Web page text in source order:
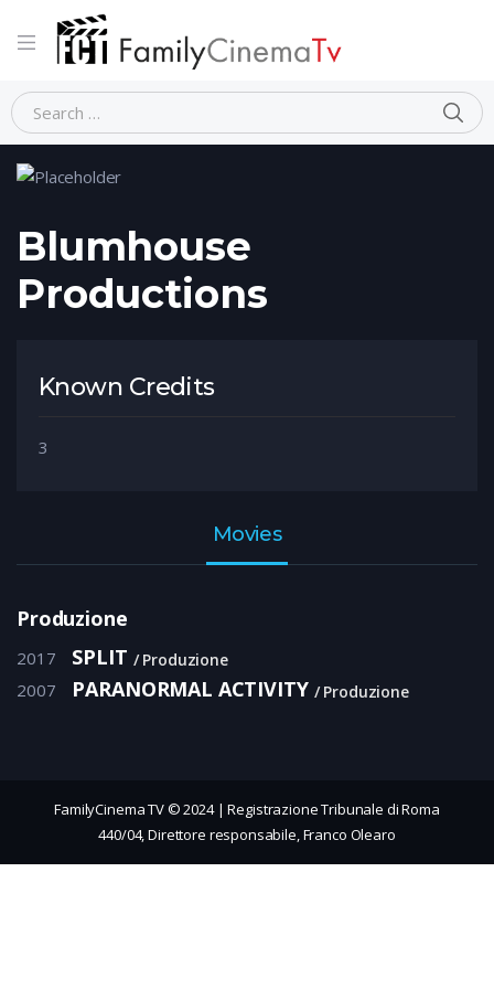
Home Person Blumhouse Productions
Blumhouse
Productions
Known Credits
3
Movies
Produzione
2017 SPLIT Produzione
2007 PARANORMAL ACTIVITY Produzione
FamilyCinema TV © 2024 | Registrazione Tribunale di Roma
440/04, Direttore responsabile, Franco Olearo